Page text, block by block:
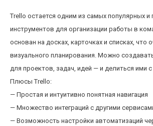
Trello остается одним из самых популярных и
инструментов для организации работы в
основан на досках, карточках и списках, что
визуального планирования. Можно
для проектов, задач, идей — и делиться ими
Плюсы Trello:
— Простая и интуитивно понятная навигация
— Множество интеграций с другими
— Возможность настройки автоматизаций